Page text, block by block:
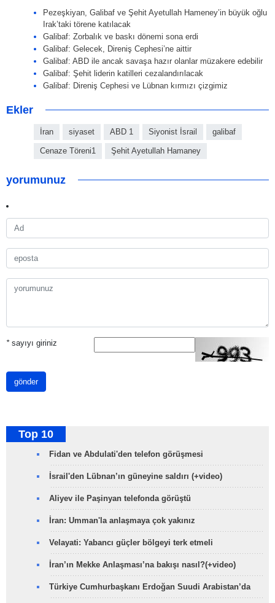
Pezeşkiyan, Galibaf ve Şehit Ayetullah Hameney’in büyük oğlu
Irak’taki törene katılacak
Galibaf: Zorbalık ve baskı dönemi sona erdi
Galibaf: Gelecek, Direniş Cephesi’ne aittir
Galibaf: ABD ile ancak savaşa hazır olanlar müzakere edebilir
Galibaf: Şehit liderin katilleri cezalandırılacak
Galibaf: Direniş Cephesi ve Lübnan kırmızı çizgimiz
Ekler
İran siyaset ABD 1 Siyonist İsrail galibaf
Cenaze Töreni1 Şehit Ayetullah Hamaney
yorumunuz
*sayıyı giriniz
gönder
Top 10
Fidan ve Abdulati'den telefon görüşmesi
İsrail'den Lübnan’ın güneyine saldırı (+video)
Aliyev ile Paşinyan telefonda görüştü
İran: Umman'la anlaşmaya çok yakınız
Velayati: Yabancı güçler bölgeyi terk etmeli
İran’ın Mekke Anlaşması’na bakışı nasıl?(+video)
Türkiye Cumhurbaşkanı Erdoğan Suudi Arabistan’da